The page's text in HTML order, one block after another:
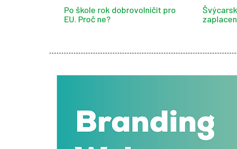
Po škole rok dobrovolničit pro
EU. Proč ne?